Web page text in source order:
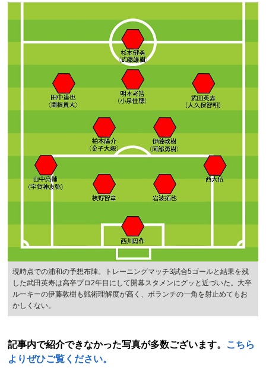
現時点での浦和の予想布陣。トレーニングマッチ3試合5ゴールと結果を残
した武田英寿は高卒プロ2年目にして開幕スタメンにグッと近づいた。大卒
ルーキーの伊藤敦樹も戦術理解度が高く、ボランチの一角を射止めてもお
かしくない。
記事内で紹介できなかった写真が多数ございます。
こちら
よりぜひご覧ください。